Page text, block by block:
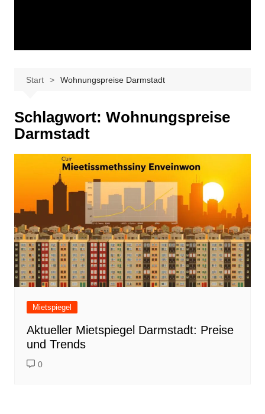
Start Wohnungspreise Darmstadt
Schlagwort: Wohnungspreise
Darmstadt
Mietspiegel
Aktueller Mietspiegel Darmstadt: Preise
und Trends
0